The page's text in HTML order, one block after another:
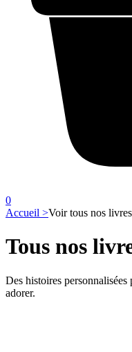
0
Accueil >Voir tous nos livres
Tous nos
Des histoires
adorer.